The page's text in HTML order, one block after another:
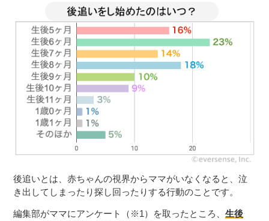
後追いとは、赤ちゃんの視界からママがいなくなると、泣
き出してしまったり探し回ったりする行動のことです。
編集部がママにアンケート（※1）を取ったところ、生後